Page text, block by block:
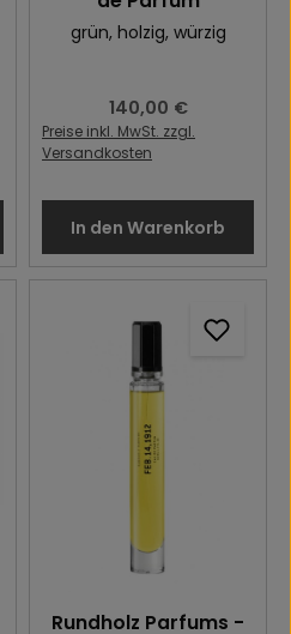
grün, holzig, würzig
Regulärer Preis:
140,00 €
Preise inkl. MwSt. zzgl.
Versandkosten
In den Warenkorb
Rundholz Parfums -